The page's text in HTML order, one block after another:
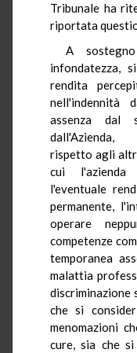
Tribunale ha
riportata
A
infondatezza,
rendita
nell'indennità
assenza dal
dall'Azienda,
rispetto agli
cui l'azienda
l'eventuale
permanente,
operare
competenze
temporanea
malattia
discriminazione
che si
menomazioni
cure, sia che